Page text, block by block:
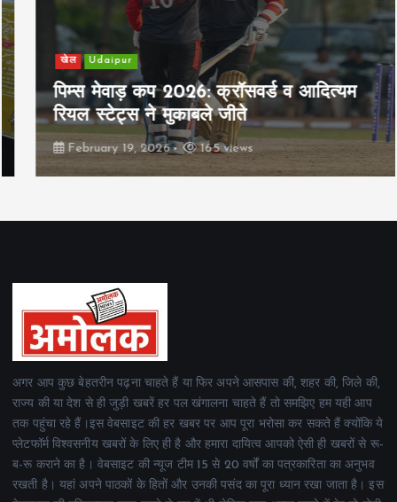
Udaipur
पिम्स मेवाड़ कप 2026: क्रॉसवर्ड व आदित्यम
रियल स्टेट्स ने मुकाबले जीते
February 19, 2026 165 views
अगर आप कुछ बेहतरीन पढ़ना चाहते हैं या फिर अपने आसपास की, शहर की, जिले की,
राज्य की या देश से ही जुड़ी खबरें हर पल खंगालना चाहते हैं तो समझिए हम यही आप
तक पहुंचा रहे हैं।इस वेबसाइट की हर खबर पर आप पूरा भरोसा कर सकते हैं क्योंकि ये
प्लेटफॉर्म विश्वसनीय खबरों के लिए ही है और हमारा दायित्व आपको ऐसी ही खबरों से रू-
ब-रू कराने का है। वेबसाइट की न्यूज टीम 15 से 20 वर्षों का पत्रकारिता का अनुभव
रखती है। यहां अपने पाठकों के हितों और उनकी पसंद का पूरा ध्यान रखा जाता है। इस